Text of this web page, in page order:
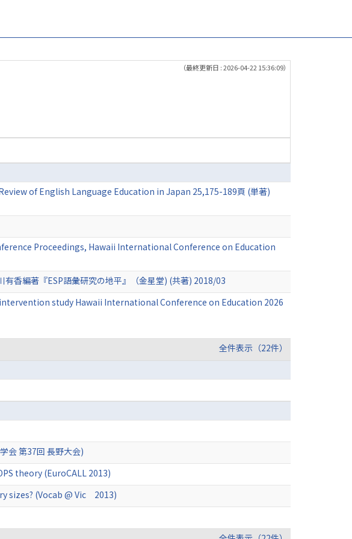
（最終更新日 : 2026-04-22 15:36:09）
of English Language Education in Japan 25,175-189頁 (単著)
Proceedings, Hawaii International Conference on Education
香編著『ESP語彙研究の地平』（金星堂) (共著) 2018/03
study Hawaii International Conference on Education 2026
全件表示（22件）
会 第37回 長野大会)
theory (EuroCALL 2013)
sizes? (Vocab @ Vic 2013)